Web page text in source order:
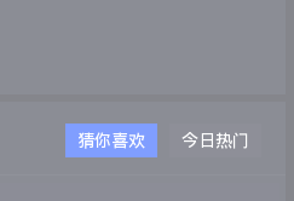
猜你喜欢 今日热门